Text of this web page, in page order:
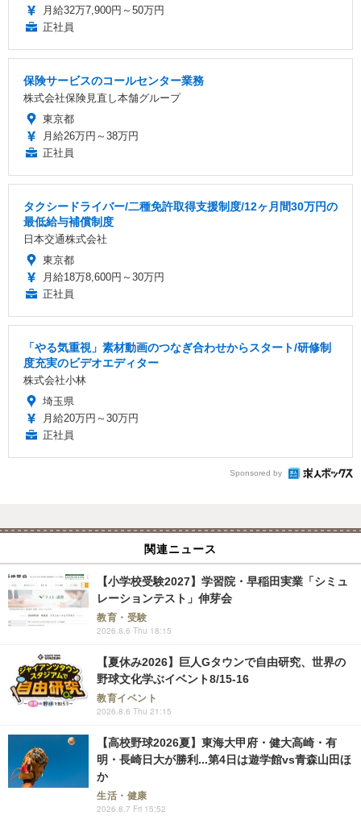
月給32万7,900円～50万円
正社員
保険サービスのコールセンター業務
株式会社保険見直し本舗グループ
東京都
月給26万円～38万円
正社員
タクシードライバー/二種免許取得支援制度/12ヶ月間30万円の
最低給与補償制度
日本交通株式会社
東京都
月給18万8,600円～30万円
正社員
「やる気重視」素材動画のつなぎ合わせからスタート/研修制
度充実のビデオエディター
株式会社小林
埼玉県
月給20万円～30万円
正社員
Sponsored by
関連ニュース
【小学校受験2027】学習院・早稲田実業「シミュ
レーションテスト」伸芽会
教育・受験
2026.8.6 Thu 18:15
【夏休み2026】巨人Gタウンで自由研究、世界の
野球文化学ぶイベント8/15-16
教育イベント
2026.8.6 Thu 21:15
【高校野球2026夏】東海大甲府・健大高崎・有
明・長崎日大が勝利...第4日は遊学館vs青森山田ほ
か
生活・健康
2026.8.7 Fri 15:52